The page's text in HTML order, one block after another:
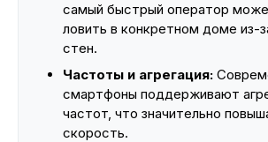
самый быстрый оператор
ловить в конкретном доме из-
стен.
Частоты и агрегация:
смартфоны поддерживают
частот, что значительно
скорость.